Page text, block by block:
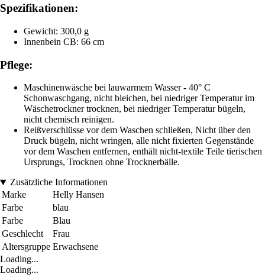
Spezifikationen:
Gewicht: 300,0 g
Innenbein CB: 66 cm
Pflege:
Maschinenwäsche bei lauwarmem Wasser - 40° C
Schonwaschgang, nicht bleichen, bei niedriger Temperatur im
Wäschetrockner trocknen, bei niedriger Temperatur bügeln,
nicht chemisch reinigen.
Reißverschlüsse vor dem Waschen schließen, Nicht über den
Druck bügeln, nicht wringen, alle nicht fixierten Gegenstände
vor dem Waschen entfernen, enthält nicht-textile Teile tierischen
Ursprungs, Trocknen ohne Trocknerbälle.
Zusätzliche Informationen
Marke
Helly Hansen
Farbe
blau
Farbe
Blau
Geschlecht
Frau
Altersgruppe Erwachsene
Loading...
Loading...